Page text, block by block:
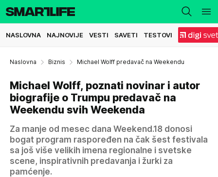
NASLOVNA NAJNOVIJE VESTI SAVETI TESTOVI
Naslovna Biznis Michael Wolff predavač na Weekendu
Michael Wolff, poznati novinar i autor
biografije o Trumpu predavač na
Weekendu svih Weekenda
Za manje od mesec dana Weekend.18 donosi
bogat program raspoređen na čak šest festivala
sa još više velikih imena regionalne i svetske
scene, inspirativnih predavanja i žurki za
pamćenje.